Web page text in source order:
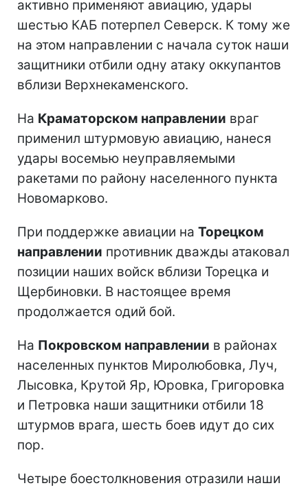
активно применяют авиацию, удары
шестью КАБ потерпел Северск. К тому же
на этом направлении с начала суток наши
защитники отбили одну атаку оккупантов
вблизи Верхнекаменского.
На Краматорском направлении враг
применил штурмовую авиацию, нанеся
удары восемью неуправляемыми
ракетами по району населенного пункта
Новомарково.
При поддержке авиации на Торецком
направлении противник дважды атаковал
позиции наших войск вблизи Торецка и
Щербиновки. В настоящее время
продолжается одий бой.
На Покровском направлении в районах
населенных пунктов Миролюбовка, Луч,
Лысовка, Крутой Яр, Юровка, Григоровка
и Петровка наши защитники отбили 18
штурмов врага, шесть боев идут до сих
пор.
Четыре боестолкновения отразили наши